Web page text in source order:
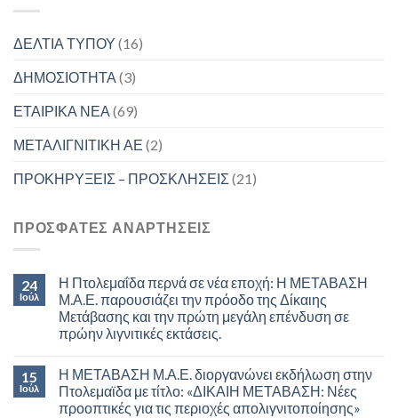
ΔΕΛΤΙΑ ΤΥΠΟΥ (16)
ΔΗΜΟΣΙΟΤΗΤΑ (3)
ΕΤΑΙΡΙΚΑ ΝΕΑ (69)
ΜΕΤΑΛΙΓΝΙΤΙΚΗ ΑΕ (2)
ΠΡΟΚΗΡΥΞΕΙΣ – ΠΡΟΣΚΛΗΣΕΙΣ (21)
ΠΡΟΣΦΑΤΕΣ ΑΝΑΡΤΗΣΕΙΣ
24
Ιούλ
Η Πτολεμαΐδα περνά σε νέα εποχή: Η ΜΕΤΑΒΑΣΗ
Μ.Α.Ε. παρουσιάζει την πρόοδο της Δίκαιης
Μετάβασης και την πρώτη μεγάλη επένδυση σε
πρώην λιγνιτικές εκτάσεις.
15
Ιούλ
Η ΜΕΤΑΒΑΣΗ Μ.Α.Ε. διοργανώνει εκδήλωση στην
Πτολεμαϊδα με τίτλο: «ΔΙΚΑΙΗ ΜΕΤΑΒΑΣΗ: Νέες
προοπτικές για τις περιοχές απολιγνιτοποίησης»